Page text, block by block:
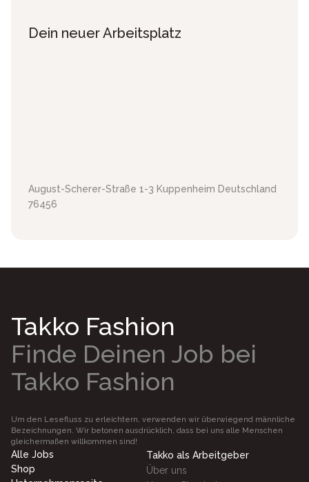
Dein neuer Arbeitsplatz
August-Scherer-Straße 1-3 Kuppenheim Deutschland
76456
Takko Fashion
Finde Deinen Job bei
Takko Fashion
Um den Lesefluss zu erleichtern, verwenden wir überwiegend männliche
Bezeichnungen. Wir betonen ausdrücklich, dass bei uns alle Menschen
gleichermaßen willkommen sind!
Alle Jobs
Shop
Takko als Arbeitgeber
Über uns